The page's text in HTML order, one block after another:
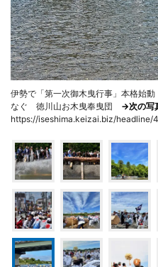
伊勢で「第一次御木曳行事」本格始
なぐ 徳川山お木曳奉曳団 →次の
https://iseshima.keizai.biz/headline/